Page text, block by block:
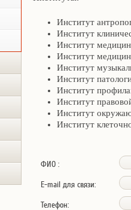
Институт
Институт
Институт
Институт
Институт
Институт
Институт
Институт
Институт
Институт
ФИО :
E-mail для связи:
Телефон: